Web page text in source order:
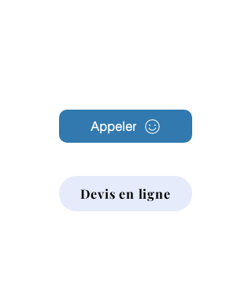
Appeler
Devis en ligne